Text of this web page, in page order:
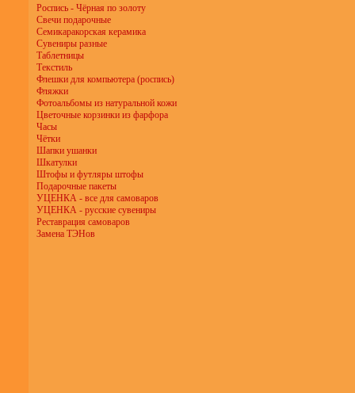
Роспись - Чёрная по золоту
Свечи подарочные
Семикаракорская керамика
Сувениры разные
Таблетницы
Текстиль
Флешки для компьютера (роспись)
Фляжки
Фотоальбомы из натуральной кожи
Цветочные корзинки из фарфора
Часы
Чётки
Шапки ушанки
Шкатулки
Штофы и футляры штофы
Подарочные пакеты
УЦЕНКА - все для самоваров
УЦЕНКА - русские сувениры
Реставрация самоваров
Замена ТЭНов